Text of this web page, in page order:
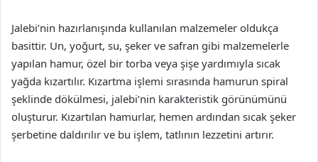
Jalebi’nin hazırlanışında kullanılan malzemeler oldukça
basittir. Un, yoğurt, su, şeker ve safran gibi malzemelerle
yapılan hamur, özel bir torba veya şişe yardımıyla sıcak
yağda kızartılır. Kızartma işlemi sırasında hamurun spiral
şeklinde dökülmesi, jalebi’nin karakteristik görünümünü
oluşturur. Kızartılan hamurlar, hemen ardından sıcak şeker
şerbetine daldırılır ve bu işlem, tatlının lezzetini artırır.